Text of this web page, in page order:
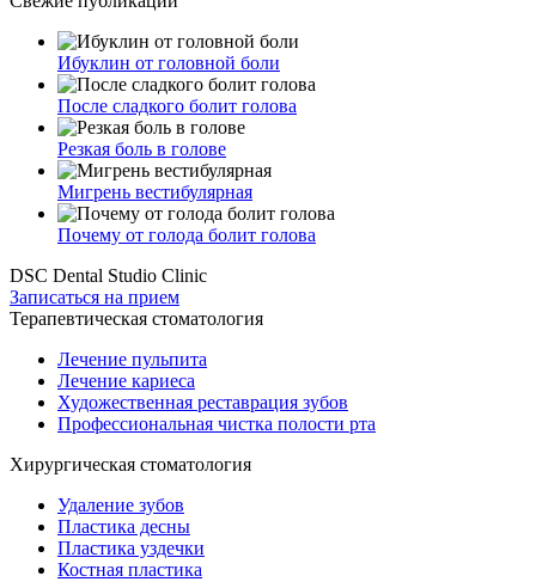
Ибуклин от головной боли
После сладкого болит голова
Резкая боль в голове
Мигрень вестибулярная
Почему от голода болит голова
DSC Dental Studio Clinic
Записаться на прием
Терапевтическая стоматология
Лечение пульпита
Лечение кариеса
Художественная реставрация зубов
Профессиональная чистка полости рта
Хирургическая стоматология
Удаление зубов
Пластика десны
Пластика уздечки
Костная пластика